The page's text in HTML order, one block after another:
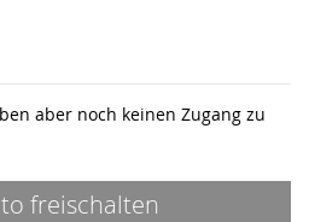
aber noch keinen Zugang zu
freischalten